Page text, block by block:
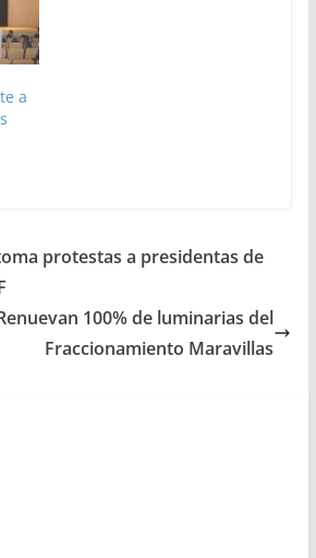
a
protestas a presidentas de
100% de luminarias del
Fraccionamiento Maravillas